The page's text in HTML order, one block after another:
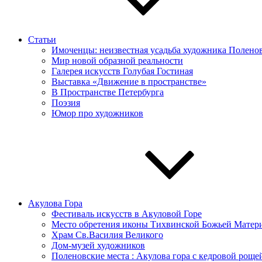
Статьи
Имоченцы: неизвестная усадьба художника
Мир новой образной реальности
Галерея искусств Голубая Гостиная
Выставка «Движение в пространстве»
В Пространстве Петербурга
Поэзия
Юмор про художников
Акулова Гора
Фестиваль искусств в Акуловой Горе
Место обретения иконы Тихвинской Божьей
Храм Св.Василия Великого
Дом-музей художников
Поленовские места : Акулова гора с кедровой